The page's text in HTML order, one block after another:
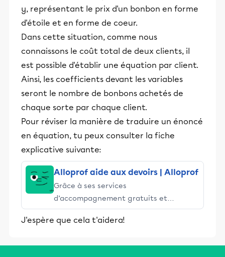
y, représentant le prix d'un bonbon en forme
d'étoile et en forme de coeur.
Dans cette situation, comme nous
connaissons le coût total de deux clients, il
est possible d'établir une équation par client.
Ainsi, les coefficients devant les variables
seront le nombre de bonbons achetés de
chaque sorte par chaque client.
Pour réviser la manière de traduire un énoncé
en équation, tu peux consulter la fiche
explicative suivante:
Alloprof aide aux devoirs | Alloprof
Grâce à ses services
d’accompagnement gratuits et
stimulants, Alloprof engage les élèves
et leurs parents dans la réussite
J'espère que cela t'aidera!